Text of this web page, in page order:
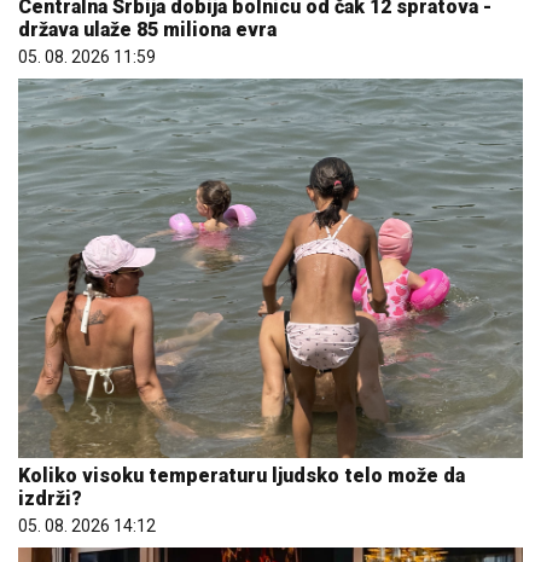
Centralna Srbija dobija bolnicu od čak 12 spratova -
država ulaže 85 miliona evra
05. 08. 2026 11:59
Koliko visoku temperaturu ljudsko telo može da
izdrži?
05. 08. 2026 14:12